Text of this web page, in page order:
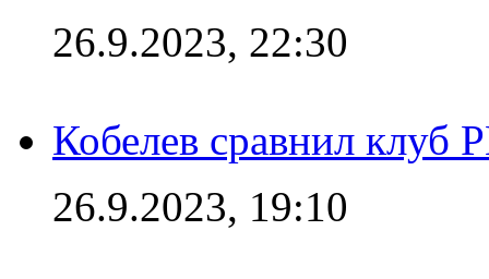
26.9.2023, 22:30
Кобелев сравнил клуб
26.9.2023, 19:10